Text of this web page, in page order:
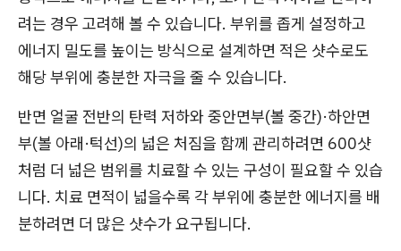
려는 경우 고려해 볼 수 있습니다. 부위를 좁게 설정하고
에너지 밀도를 높이는 방식으로 설계하면 적은 샷수로도
해당 부위에 충분한 자극을 줄 수 있습니다.
반면 얼굴 전반의 탄력 저하와 중안면부(볼 중간)·하안면
부(볼 아래·턱선)의 넓은 처짐을 함께 관리하려면 600샷
처럼 더 넓은 범위를 치료할 수 있는 구성이 필요할 수 있습
니다. 치료 면적이 넓을수록 각 부위에 충분한 에너지를 배
분하려면 더 많은 샷수가 요구됩니다.